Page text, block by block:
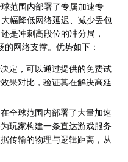
范围内部署了专属加速专
幅降低网络延迟、减少丢包
是冲刺高段位的冲分局，
网络支撑。优势如下：
定，可以通过提供的免费试
果对比，验证其在解决高延
在全球范围内部署了大量加速
玩家构建一条直达游戏服务
传输的物理与逻辑距离，从